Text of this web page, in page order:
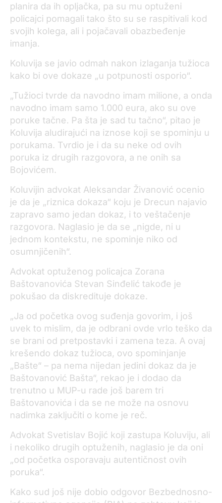
planira da ih opljačka, pa su mu optuženi
policajci pomagali tako što su se raspitivali kod
svojih kolega, ali i pojačavali obazbeđenje
imanja.
Koluvija se javio odmah nakon izlaganja tužioca
kako bi ove dokaze „u potpunosti osporio“.
„Tužioci tvrde da navodno imam milione, a onda
navodno imam samo 1.000 eura, ako su ove
poruke tačne. Pa šta je sad tu tačno“, pitao je
Koluvija aludirajući na iznose koji se spominju u
porukama. Tvrdio je i da su neke od ovih
poruka iz drugih razgovora, a ne onih sa
Bojovićem.
Koluvijin advokat Aleksandar Živanović ocenio
je da je „riznica dokaza“ koju je Drecun najavio
zapravo samo jedan dokaz, i to veštačenje
razgovora. Naglasio je da se „nigde, ni u
jednom kontekstu, ne spominje niko od
osumnjičenih“.
Advokat optuženog policajca Zorana
Baštovanovića Stevan Sinđelić takođe je
pokušao da diskredituje dokaze.
„Ja od početka ovog suđenja govorim, i još
uvek to mislim, da je odbrani ovde vrlo teško da
se brani od pretpostavki i zamena teza. A ovaj
krešendo dokaz tužioca, ovo spominjanje
„Bašte“ – pa nema nijedan jedini dokaz da je
Baštovanović Bašta“, rekao je i dodao da
trenutno u MUP-u rade još barem tri
Baštovanovića i da se ne može na osnovu
nadimka zaključiti o kome je reč.
Advokat Svetislav Bojić koji zastupa Koluviju, ali
i nekoliko drugih optuženih, naglasio je da oni
„od početka osporavaju autentičnost ovih
poruka“.
Kako sud još nije dobio odgovor Bezbednosno-